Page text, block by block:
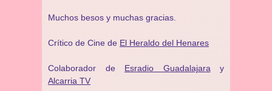
Muchos besos y muchas gracias.
Crítico de Cine de El Heraldo del Henares
Colaborador de Esradio Guadalajara y
Alcarria TV